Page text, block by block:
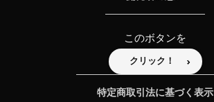
このボタンを
クリック！
特定商取引法に基づく表示